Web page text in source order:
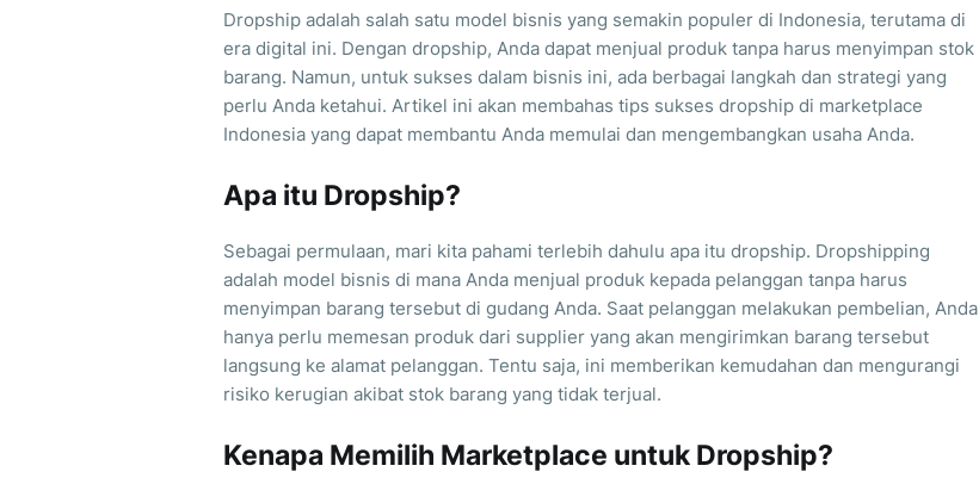
Dropship adalah salah satu model bisnis yang semakin populer di Indonesia, terutama di
era digital ini. Dengan dropship, Anda dapat menjual produk tanpa harus menyimpan stok
barang. Namun, untuk sukses dalam bisnis ini, ada berbagai langkah dan strategi yang
perlu Anda ketahui. Artikel ini akan membahas tips sukses dropship di marketplace
Indonesia yang dapat membantu Anda memulai dan mengembangkan usaha Anda.
Apa itu Dropship?
Sebagai permulaan, mari kita pahami terlebih dahulu apa itu dropship. Dropshipping
adalah model bisnis di mana Anda menjual produk kepada pelanggan tanpa harus
menyimpan barang tersebut di gudang Anda. Saat pelanggan melakukan pembelian, Anda
hanya perlu memesan produk dari supplier yang akan mengirimkan barang tersebut
langsung ke alamat pelanggan. Tentu saja, ini memberikan kemudahan dan mengurangi
risiko kerugian akibat stok barang yang tidak terjual.
Kenapa Memilih Marketplace untuk Dropship?